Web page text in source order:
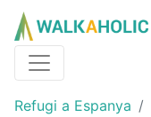
Refugi a Espanya